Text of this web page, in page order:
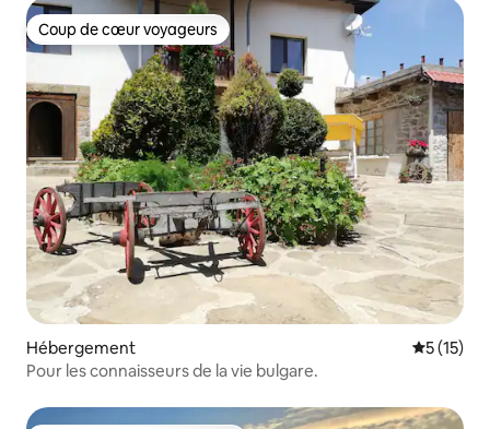
Coup de cœur voyageurs
Coup de cœur voyageurs
Hébergement
5 (15)
Pour les connaisseurs de la vie bulgare.